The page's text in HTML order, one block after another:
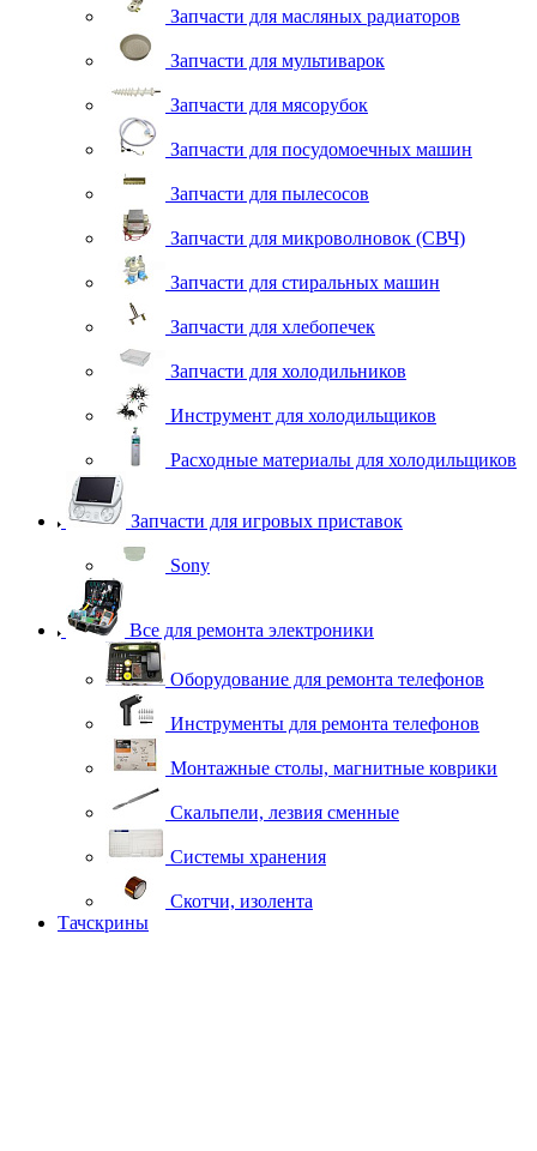
Запчасти для масляных радиаторов
Запчасти для мультиварок
Запчасти для мясорубок
Запчасти для посудомоечных машин
Запчасти для пылесосов
Запчасти для микроволновок (СВЧ)
Запчасти для стиральных машин
Запчасти для хлебопечек
Запчасти для холодильников
Инструмент для холодильщиков
Расходные материалы для холодильщиков
Запчасти для игровых приставок
Sony
Все для ремонта электроники
Оборудование для ремонта телефонов
Инструменты для ремонта телефонов
Монтажные столы, магнитные коврики
Скальпели, лезвия сменные
Системы хранения
Скотчи, изолента
Тачскрины